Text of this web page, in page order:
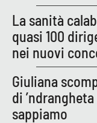
La sanità
quasi 100
nei nuovi
Giuliana
di
sappiamo